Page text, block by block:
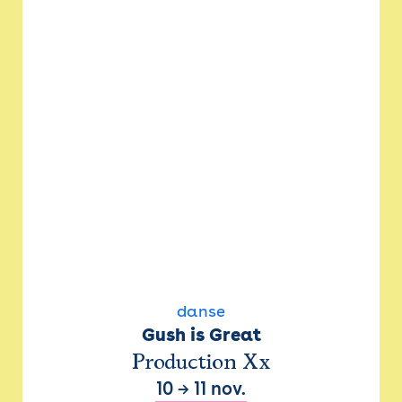
danse
Gush is Great
Production Xx
10 → 11 nov.